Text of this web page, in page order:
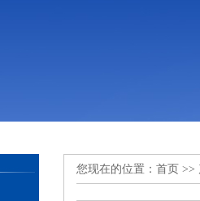
您现在的位置： 首页 >>